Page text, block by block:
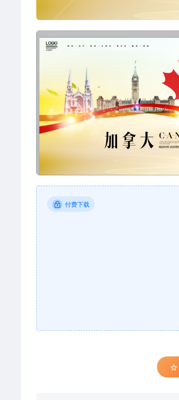
付费下载